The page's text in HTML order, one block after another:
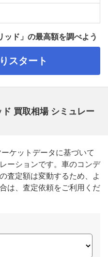
ッド」の最高額を調べよう
スタート
買取相場 シミュレー
ケットデータに基づいて
ーションです。車のコンデ
査定額は変動するため、よ
は、査定依頼をご利用くだ